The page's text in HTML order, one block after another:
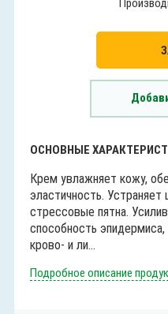
ОСНОВНЫЕ
Крем увлажняет кожу,
эластичность.
стрессовые пятна.
способность
крово- и ли...
Подробное описание